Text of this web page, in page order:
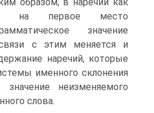
на первое место
значение
с этим меняется и
наречий, которые
именного склонения
неизменяемого
слова.